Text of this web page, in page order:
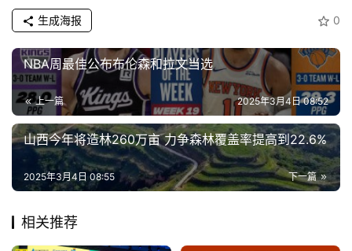
·
新
能
源
0
生成海报
NBA周最佳公布布伦森和拉文当选
上一篇 2025年3月4日 08:52
山西今年将造林260万亩 力争森林覆盖率提高到22.6%
下一篇
2025年3月4日 08:55
相关推荐